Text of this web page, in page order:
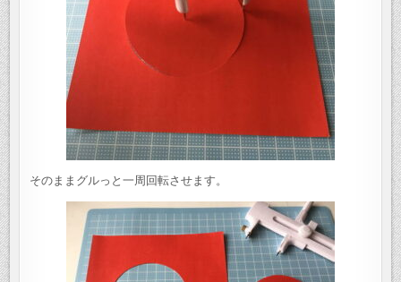
そのままグルっと一周回転させます。